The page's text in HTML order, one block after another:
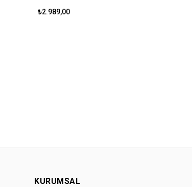
₺2.989,00
KURUMSAL